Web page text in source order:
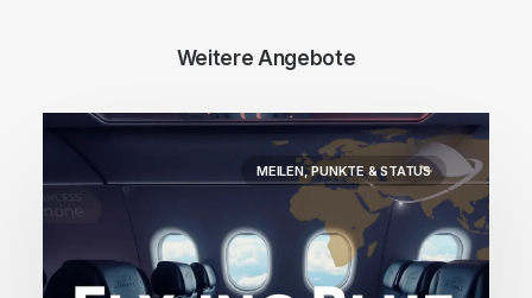
Weitere Angebote
MEILEN, PUNKTE & STATUS